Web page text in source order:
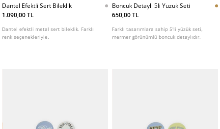
Dantel Efektli Sert Bileklik
1.090,00 TL
Dantel efektli metal sert bileklik. Farklı
renk seçenekleriyle.
Boncuk Detaylı 5li Yuzuk Seti
650,00 TL
Farklı tasarımlara sahip 5'li yüzük seti,
mermer görünümlü boncuk detaylıdır.